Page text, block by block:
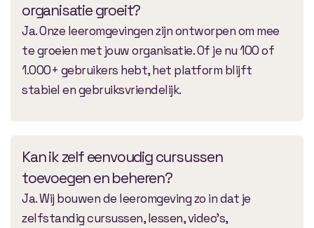
organisatie groeit?
Ja. Onze leeromgevingen zijn ontworpen om mee
te groeien met jouw organisatie. Of je nu 100 of
1.000+ gebruikers hebt, het platform blijft
stabiel en gebruiksvriendelijk.
Kan ik zelf eenvoudig cursussen
toevoegen en beheren?
Ja. Wij bouwen de leeromgeving zo in dat je
zelfstandig cursussen, lessen, video’s,